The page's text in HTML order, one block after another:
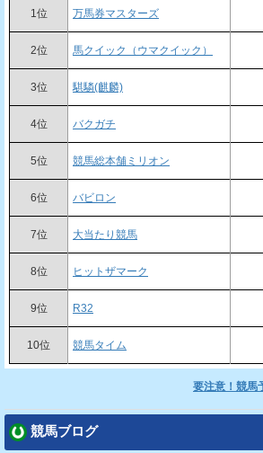
1位 万馬券マスターズ
2位 馬クイック（ウマクイック）
3位 騏驎(麒麟)
4位 バクガチ
5位 競馬総本舗ミリオン
6位 バビロン
7位 大当たり競馬
8位 ヒットザマーク
9位 R32
10位 競馬タイム
要注意！競馬
競馬ブログ